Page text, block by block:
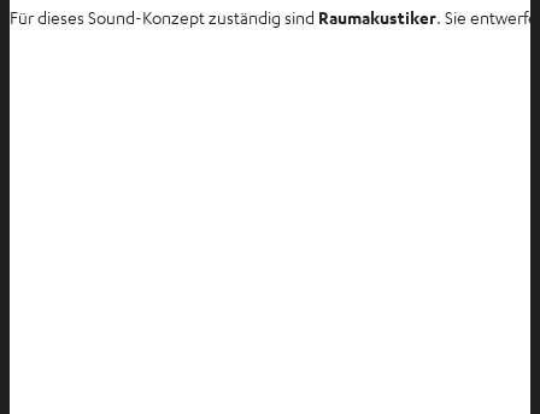
Für dieses Sound-Konzept zuständig sind Raumakustiker. Sie